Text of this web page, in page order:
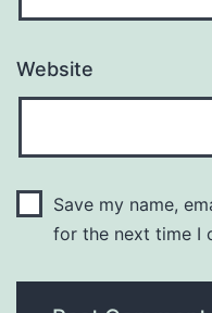
Website
Save my name,
for the next time I